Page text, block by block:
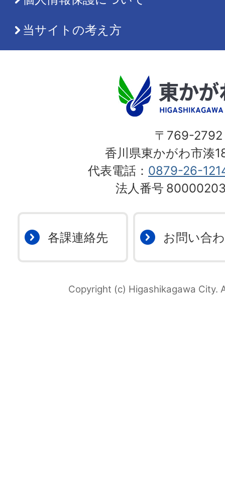
当サイトの考え方
〒769-2792
香川県東かがわ市湊
代表電話： 0879-26-
法人番号
各課連絡先 お問い合
Copyright (c) Higashikagawa City.